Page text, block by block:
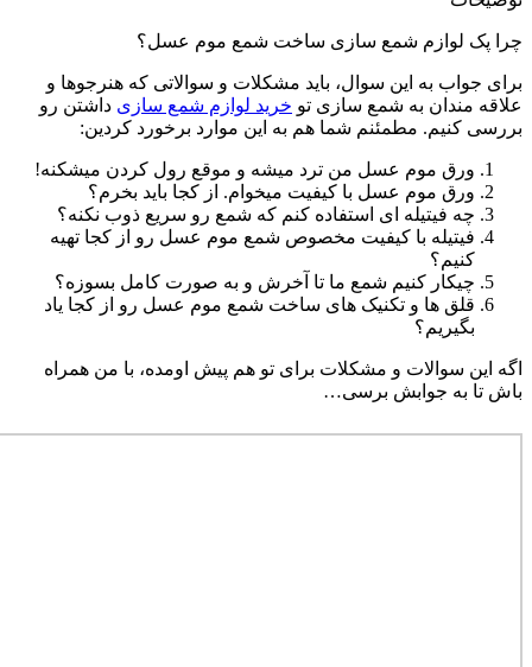
چرا پک لوازم شمع سازی ساخت شمع موم عسل؟
برای جواب به این سوال، باید مشکلات و سوالاتی که هنرجوها و
علاقه مندان به شمع سازی تو خرید لوازم شمع سازی داشتن رو
بررسی کنیم. مطمئنم شما هم به این موارد برخورد کردین:
ورق موم عسل من ترد میشه و موقع رول کردن میشکنه!
ورق موم عسل با کیفیت میخوام. از کجا باید بخرم؟
چه فیتیله ای استفاده کنم که شمع رو سریع ذوب نکنه؟
فیتیله با کیفیت مخصوص شمع موم عسل رو از کجا تهیه
کنیم؟
چیکار کنیم شمع ما تا آخرش و به صورت کامل بسوزه؟
قلق ها و تکنیک های ساخت شمع موم عسل رو از کجا یاد
بگیریم؟
اگه این سوالات و مشکلات برای تو هم پیش اومده، با من همراه
باش تا به جوابش برسی…